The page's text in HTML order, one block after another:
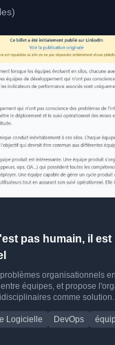
pas humain, il est
organisationnels
équipes, et propose
comme solution.
Logicielle DevOps